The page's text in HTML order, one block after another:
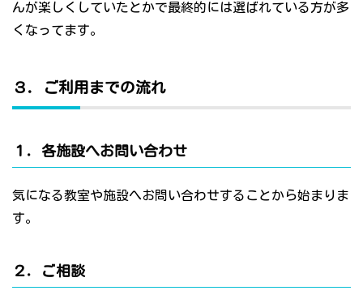
んが楽しくしていたとかで最終的には選ばれている方が多
くなってます。
３．ご利用までの流れ
１．各施設へお問い合わせ
気になる教室や施設へお問い合わせすることから始まりま
す。
２．ご相談